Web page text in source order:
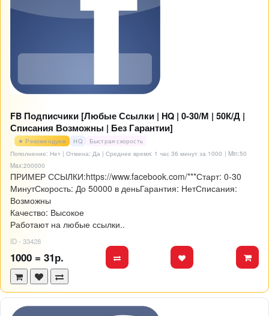
FB Подписчики [Любые Ссылки | HQ | 0-30/М | 50К/Д |
Списания Возможны | Без Гарантии]
★ Рекомендуем HQ
Быстрая скорость
Пополнение: Нет | Отмена: Да | Среднее время: 1 час 36 минут за 1000 | Min:50
Max:200000
ПРИМЕР ССЫЛКИ:https://www.facebook.com/***Старт: 0-30
МинутСкорость: До 50000 в деньГарантия: НетСписания:
Возможны
Качество: Высокое
Работают на любые ссылки..
ID - 33428
1000 = 31р.